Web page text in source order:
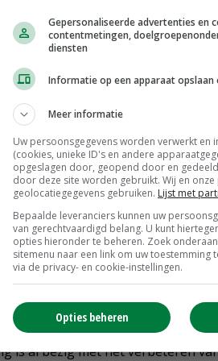
duurzame energie) ziet de
'Het biedt juist meer kansen dan
Wij kunnen een deel van de
moeten aan de bak, maar we
van koolstof in de bodem.
aangepakt,
'Wij zijn de enige sector die
maar de sector kan het ook
de bodem verhogen.'
meent Van
wordt om de
is al bezig met het verbeteren
Gepersonaliseerde advertenties en
contentmetingen,
diensten
Informatie op een apparaat opslaan
Meer informatie
Uw persoonsgegevens worden verwerkt en
(cookies, unieke ID's en andere
opgeslagen door, geopend door en
door deze site worden gebruikt. Wij en
geolocatiegegevens gebruiken. Lijst met
Bepaalde leveranciers kunnen uw
van gerechtvaardigd belang. U kunt
opties hieronder te beheren. Zoek
sitemenu naar een link om uw toestemming
via de privacy- en cookie-instellingen.
Opties beheren